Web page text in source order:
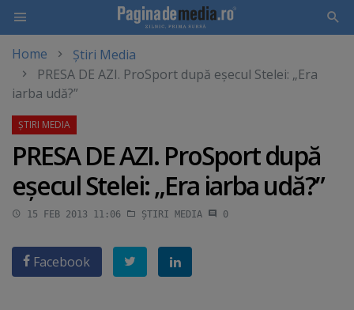
main
content
Home
Știri Media
PRESA DE AZI. ProSport după eşecul Stelei: „Era
iarba udă?”
PRESA DE AZI. ProSport după
eşecul Stelei: „Era iarba udă?”
15 FEB 2013 11:06 ȘTIRI MEDIA 0
Facebook